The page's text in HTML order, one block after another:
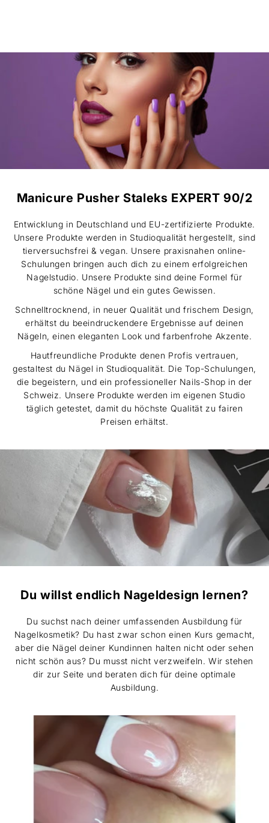
Manicure Pusher Staleks EXPERT 90/2
Entwicklung in Deutschland und EU-zertifizierte Produkte.
Unsere Produkte werden in Studioqualität hergestellt, sind
tierversuchsfrei & vegan. Unsere praxisnahen online-
Schulungen bringen auch dich zu einem erfolgreichen
Nagelstudio. Unsere Produkte sind deine Formel für
schöne Nägel und ein gutes Gewissen.
Schnelltrocknend, in neuer Qualität und frischem Design,
erhältst du beeindruckendere Ergebnisse auf deinen
Nägeln, einen eleganten Look und farbenfrohe Akzente.
Hautfreundliche Produkte denen Profis vertrauen,
gestaltest du Nägel in Studioqualität. Die Top-Schulungen,
die begeistern, und ein professioneller Nails-Shop in der
Schweiz. Unsere Produkte werden im eigenen Studio
täglich getestet, damit du höchste Qualität zu fairen
Preisen erhältst.
Du willst endlich Nageldesign lernen?
Du suchst nach deiner umfassenden Ausbildung für
Nagelkosmetik? Du hast zwar schon einen Kurs gemacht,
aber die Nägel deiner Kundinnen halten nicht oder sehen
nicht schön aus? Du musst nicht verzweifeln. Wir stehen
dir zur Seite und beraten dich für deine optimale
Ausbildung.